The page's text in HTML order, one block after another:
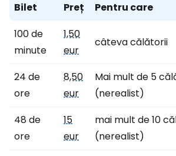
Bilet Preț
Pentru care
100 de
minute
1,50
eur
câteva călătorii
24 de
ore
8,50
eur
Mai mult de 5
(nerealist)
48 de
ore
15
eur
mai mult de 10
(nerealist)